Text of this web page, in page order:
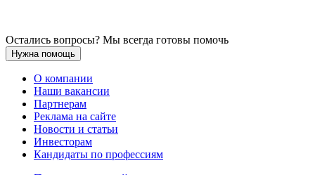
Остались вопросы? Мы всегда готовы помочь
Нужна помощь
О компании
Наши вакансии
Партнерам
Реклама на сайте
Новости и статьи
Инвесторам
Кандидаты по профессиям